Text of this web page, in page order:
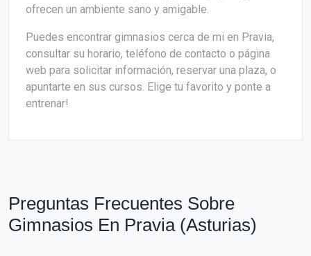
ofrecen un ambiente sano y amigable.
Puedes encontrar gimnasios cerca de mi en Pravia,
consultar su horario, teléfono de contacto o página
web para solicitar información, reservar una plaza, o
apuntarte en sus cursos. Elige tu favorito y ponte a
entrenar!
Preguntas Frecuentes Sobre
Gimnasios En Pravia (Asturias)